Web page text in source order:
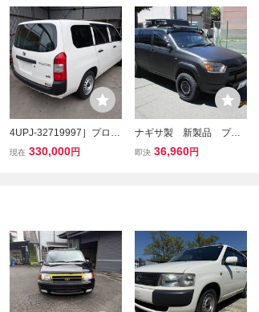
4UPJ-32719997］プロボ
ックス バン ハイブリッド
現在 330,000円
ナギサ製 新製品 プロ
ボックス ＮＣＰ16＃
即決 36,960円